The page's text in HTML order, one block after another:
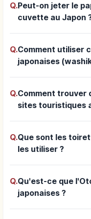
Q.Peut-on jeter le
cuvette au Japon
Q.Comment utiliser
japonaises
Q.Comment trouver
sites touristiques
Q.Que sont les
les utiliser ?
Q.Qu'est-ce que
japonaises ?